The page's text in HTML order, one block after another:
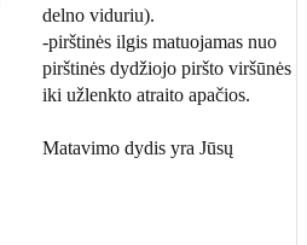
delno viduriu).
-pirštinės ilgis matuojamas nuo
pirštinės dydžiojo piršto viršūnės
iki užlenkto atraito apačios.
Matavimo dydis yra Jūsų